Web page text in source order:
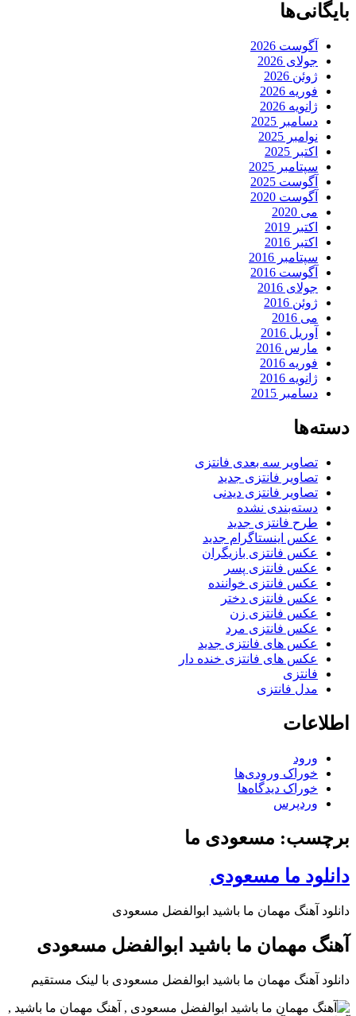
بایگانی‌ها
آگوست 2026
جولای 2026
ژوئن 2026
فوریه 2026
ژانویه 2026
دسامبر 2025
نوامبر 2025
اکتبر 2025
سپتامبر 2025
آگوست 2025
آگوست 2020
می 2020
اکتبر 2019
اکتبر 2016
سپتامبر 2016
آگوست 2016
جولای 2016
ژوئن 2016
می 2016
آوریل 2016
مارس 2016
فوریه 2016
ژانویه 2016
دسامبر 2015
دسته‌ها
تصاویر سه بعدی فانتزی
تصاویر فانتزی جدید
تصاویر فانتزی دیدنی
دسته‌بندی نشده
طرح فانتزی جدید
عکس اینستاگرام جدید
عکس فانتزی بازیگران
عکس فانتزی پسر
عکس فانتزی خواننده
عکس فانتزی دختر
عکس فانتزی زن
عکس فانتزی مرد
عکس های فانتزی جدید
عکس های فانتزی خنده دار
فانتزی
مدل فانتزی
اطلاعات
ورود
خوراک ورودی‌ها
خوراک دیدگاه‌ها
وردپرس
برچسب: مسعودی ما
دانلود ما مسعودی
دانلود آهنگ مهمان ما باشید ابوالفضل مسعودی
آهنگ مهمان ما باشید ابوالفضل مسعودی
دانلود آهنگ مهمان ما باشید ابوالفضل مسعودی با لینک مستقیم